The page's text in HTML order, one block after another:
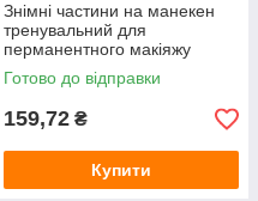
Знімні частини на манекен
тренувальний для
перманентного макіяжу
Готово до відправки
159,72 ₴
Купити